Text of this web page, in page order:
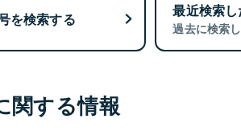
を検索する 最近検索
過去に検索
関する情報